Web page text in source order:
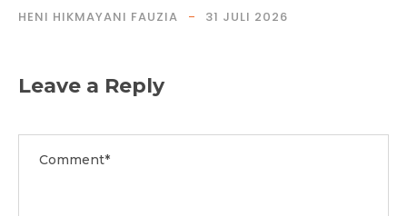
HENI HIKMAYANI FAUZIA 31 JULI 2026
Leave a Reply